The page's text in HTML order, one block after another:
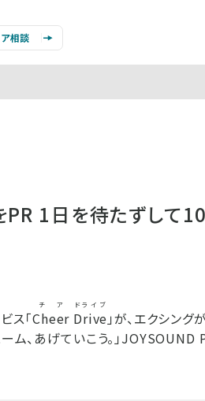
相談
PR 1日を待たずして
ス「Cheer
チア
Drive
ドライブ
」が、エクシン
ム、あげていこう。」